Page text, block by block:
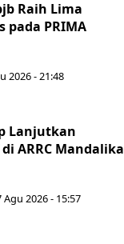
Raih Lima
pada PRIMA
2026 - 21:48
Lanjutkan
ARRC Mandalika
Agu 2026 - 15:57